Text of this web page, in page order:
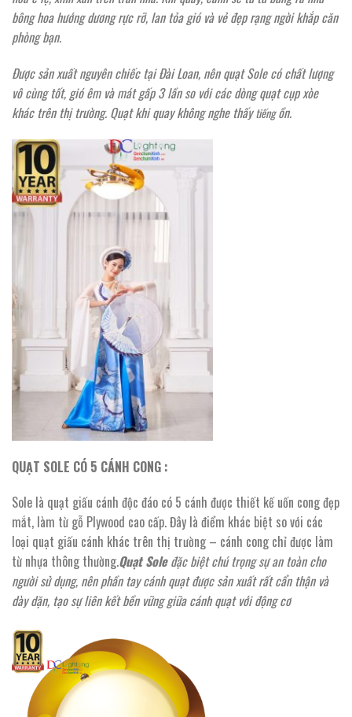
bông hoa hướng dương rực rỡ, lan tỏa gió và vẻ đẹp rạng ngời khắp căn
phòng bạn.
Được sản xuất nguyên chiếc tại Đài Loan, nên quạt Sole có chất lượng
vô cùng tốt, gió êm và mát gấp 3 lần so với các dòng quạt cụp xòe
khác trên thị trường. Quạt khi quay không nghe thấytiếngồn.
QUẠT SOLE CÓ 5 CÁNH CONG :
Sole là quạt giấu cánh độc đáo có 5 cánh được thiết kế uốn cong đẹp
mắt, làm từ gỗ Plywood cao cấp. Đây là điểm khác biệt so với các
loại quạt giấu cánh khác trên thị trường – cánh cong chỉ được làm
từ nhựa thông thường.Quạt Soleđặc biệt chú trọng sự an toàn cho
người sử dụng, nên phần tay cánh quạt được sản xuất rất cẩn thận và
dày dặn, tạo sự liên kết bền vững giữa cánh quạt với động cơ